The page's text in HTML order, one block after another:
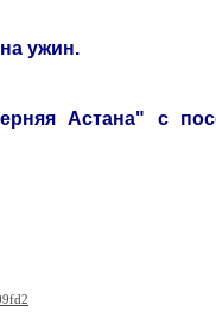
ужин.
Астана" с